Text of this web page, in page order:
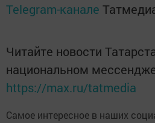
Telegram-канале
Читайте новости
национальном
https://max.ru/tatmedia
Самое интересное в наших